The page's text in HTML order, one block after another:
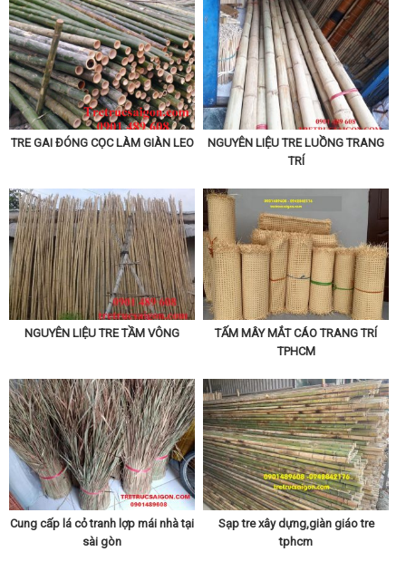
TRE GAI ĐÓNG CỌC LÀM GIÀN LEO
NGUYÊN LIỆU TRE LUỒNG TRANG
TRÍ
NGUYÊN LIỆU TRE TẦM VÔNG
TẤM MÂY MẮT CÁO TRANG TRÍ
TPHCM
Cung cấp lá cỏ tranh lợp mái nhà tại
sài gòn
Sạp tre xây dựng,giàn giáo tre
tphcm